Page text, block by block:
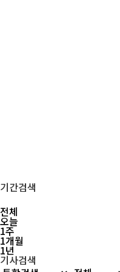
기간검색
전체
오늘
1주
1개월
1년
기사검색